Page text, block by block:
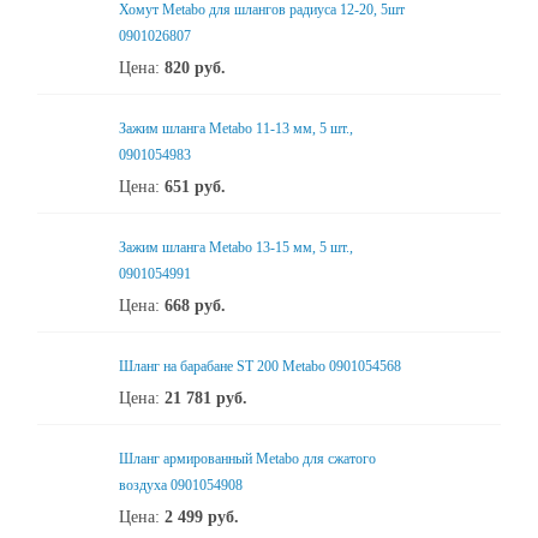
Хомут Metabo для шлангов радиуса 12-20, 5шт
0901026807
Цена: 820 руб.
Зажим шланга Metabo 11-13 мм, 5 шт.,
0901054983
Цена: 651 руб.
Зажим шланга Metabo 13-15 мм, 5 шт.,
0901054991
Цена: 668 руб.
Шланг на барабане ST 200 Metabo 0901054568
Цена: 21 781 руб.
Шланг армированный Metabo для сжатого
воздуха 0901054908
Цена: 2 499 руб.